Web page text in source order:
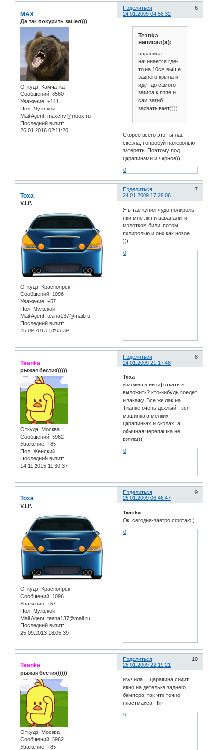
Поделиться
6
24.01.2009 04:58:32
MAX
Да так покурить зашел)))
Откуда: Камчатка
Сообщений: 8560
Уважение: +141
Пол: Мужской
Mail Agent: maxchv@inbox.ru
Последний визит:
26.01.2016 02:11:20
Teanka
написал(а):
царапина
начинается где-
то на 10см выше
заднего крыла и
идет до самого
загиба к попе и
сам загиб
захватывает))))
Скорее всего это ты лак
свезла, попробуй палеролью
затереть! Поэтому под
царапинами и черное))
0
Поделиться
7
24.01.2009 17:29:06
Toxa
V.I.P.
Откуда: Красноярск
Сообщений: 1096
Уважение: +57
Пол: Мужской
Mail Agent: teana137@mail.ru
Последний визит:
25.09.2013 18:05:39
Я в тае купил чудо полироль,
при мне лкп и царапали, и
молотком били, потом
полиролью и оно как новое.
)))
0
Поделиться
8
24.01.2009 21:17:48
Teanka
рыжая бестия)))))
Откуда: Москва
Сообщений: 5962
Уважение: +85
Пол: Женский
Последний визит:
14.11.2015 11:30:37
Toxa
а можешь ее сфоткать и
выложить? кто-нибудь поедет
и закажу. Все же лак на
Тианке очень дохлый - вся
машинка в мелких
царапинках и сколах, а
обычная черепашка не
взяла(((
0
Поделиться
9
25.01.2009 06:46:47
Toxa
V.I.P.
Откуда: Красноярск
Сообщений: 1096
Уважение: +57
Пол: Мужской
Mail Agent: teana137@mail.ru
Последний визит:
25.09.2013 18:05:39
Teanka
Ок, сегодня-завтро сфотаю )
0
Поделиться
10
25.01.2009 22:19:21
Teanka
рыжая бестия)))))
Откуда: Москва
Сообщений: 5962
Уважение: +85
изучила.....царапина сидит
явно на детельке заднего
бампера, так что точно
пластмасса :flirt:
0